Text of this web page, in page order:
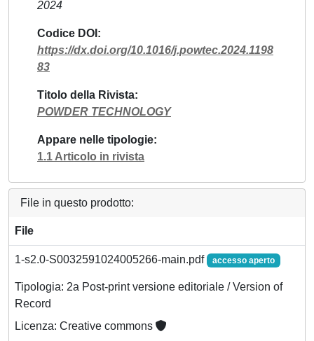
2024
Codice DOI
https://dx.doi.org/10.1016/j.powtec.2024.1198
83
Titolo della Rivista
POWDER TECHNOLOGY
Appare nelle tipologie
1.1 Articolo in rivista
File in questo prodotto:
File
1-s2.0-S0032591024005266-main.pdf accesso aperto
Tipologia: 2a Post-print versione editoriale / Version of
Record
Licenza: Creative commons